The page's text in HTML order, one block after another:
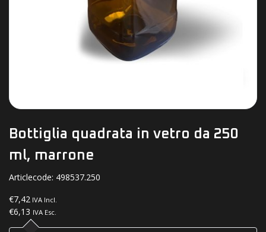
Bottiglia quadrata in vetro da 250
ml, marrone
Articlecode: 498537.250
€7,42 IVA Incl.
€6,13 IVA Esc.